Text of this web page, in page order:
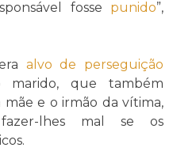
fosse punido”,
alvo de
perseguição
que também
mãe e o irmão da vítima,
lhes mal se os